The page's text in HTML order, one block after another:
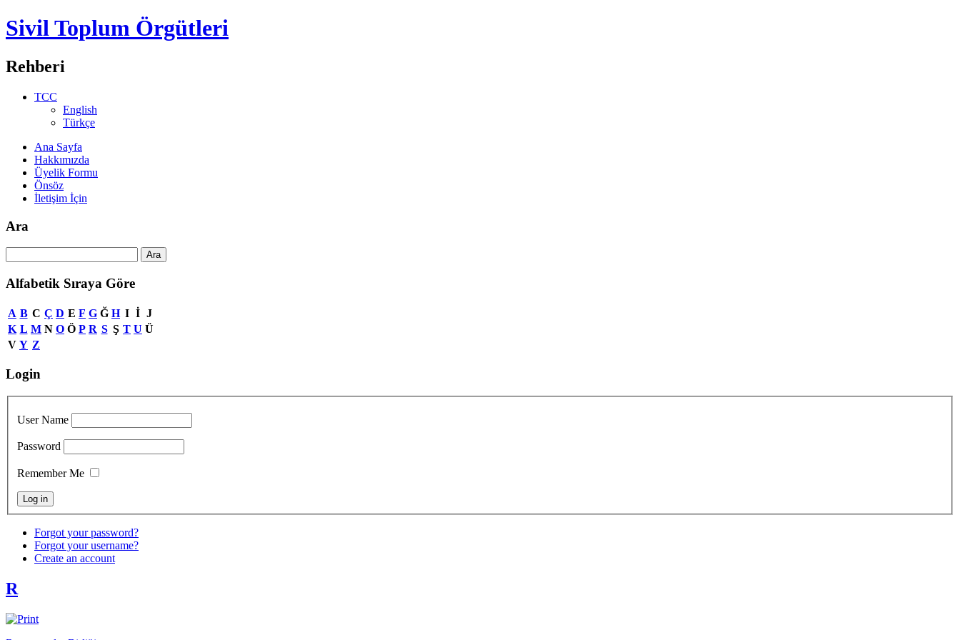
Sivil Toplum Örgütleri
Rehberi
TCC
English
Türkçe
Ana Sayfa
Hakkımızda
Üyelik Formu
Önsöz
İletişim İçin
Ara
Alfabetik Sıraya Göre
A B C Ç D E F G Ğ H I İ J
K L M N O Ö P R S Ş T U Ü
V Y Z
Login
User Name
Password
Remember Me
Forgot your password?
Forgot your username?
Create an account
R